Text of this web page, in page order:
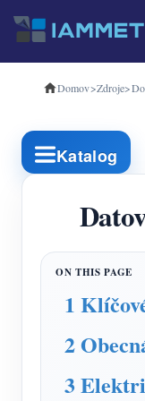
WiFi
Domov>Zdroje>
Katalog
1
2
3